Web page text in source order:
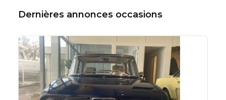
Dernières annonces occasions